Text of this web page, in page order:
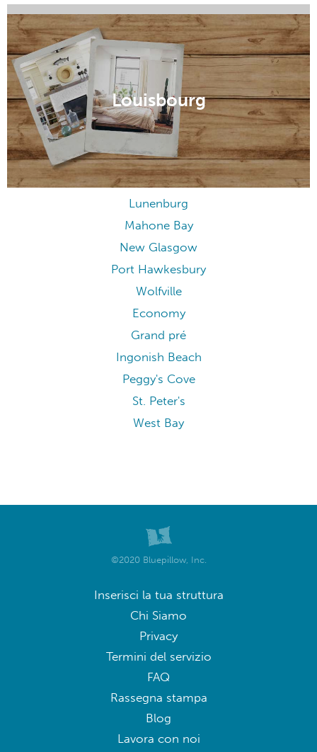
Ingonish
Louisbourg
Lunenburg
Mahone Bay
New Glasgow
Port Hawkesbury
Wolfville
Economy
Grand pré
Ingonish Beach
Peggy's Cove
St. Peter's
West Bay
©2020 Bluepillow, Inc.
Inserisci la tua struttura
Chi Siamo
Privacy
Termini del servizio
FAQ
Rassegna stampa
Blog
Lavora con noi